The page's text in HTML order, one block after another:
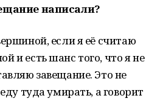
написали?
если я её считаю
и есть шанс того, что я не
завещание. Это не
туда умирать, а говорит